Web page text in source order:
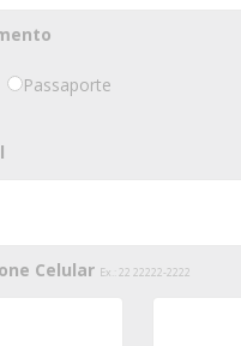
Passaporte
Celular Ex.: 22 22222-2222